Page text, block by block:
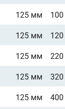
125 мм 100
125 мм 120
125 мм 220
125 мм 320
125 мм 400